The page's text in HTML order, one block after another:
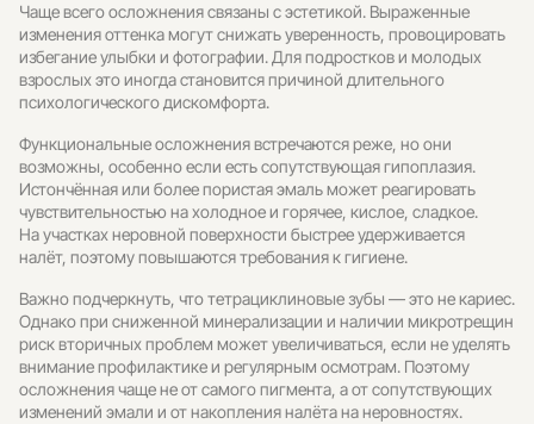
Чаще всего осложнения связаны с эстетикой. Выраженные
изменения оттенка могут снижать уверенность, провоцировать
избегание улыбки и фотографии. Для подростков и молодых
взрослых это иногда становится причиной длительного
психологического дискомфорта.
Функциональные осложнения встречаются реже, но они
возможны, особенно если есть сопутствующая гипоплазия.
Истончённая или более пористая эмаль может реагировать
чувствительностью на холодное и горячее, кислое, сладкое.
На участках неровной поверхности быстрее удерживается
налёт, поэтому повышаются требования к гигиене.
Важно подчеркнуть, что тетрациклиновые зубы — это не кариес.
Однако при сниженной минерализации и наличии микротрещин
риск вторичных проблем может увеличиваться, если не уделять
внимание профилактике и регулярным осмотрам. Поэтому
осложнения чаще не от самого пигмента, а от сопутствующих
изменений эмали и от накопления налёта на неровностях.